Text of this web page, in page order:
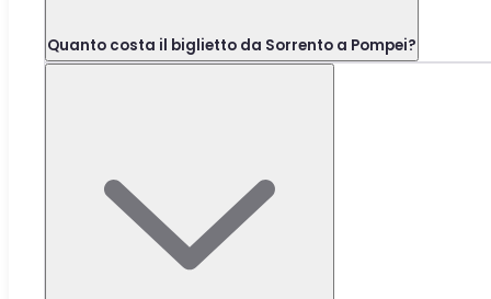
Quanto costa il biglietto da Sorrento a Pompei?